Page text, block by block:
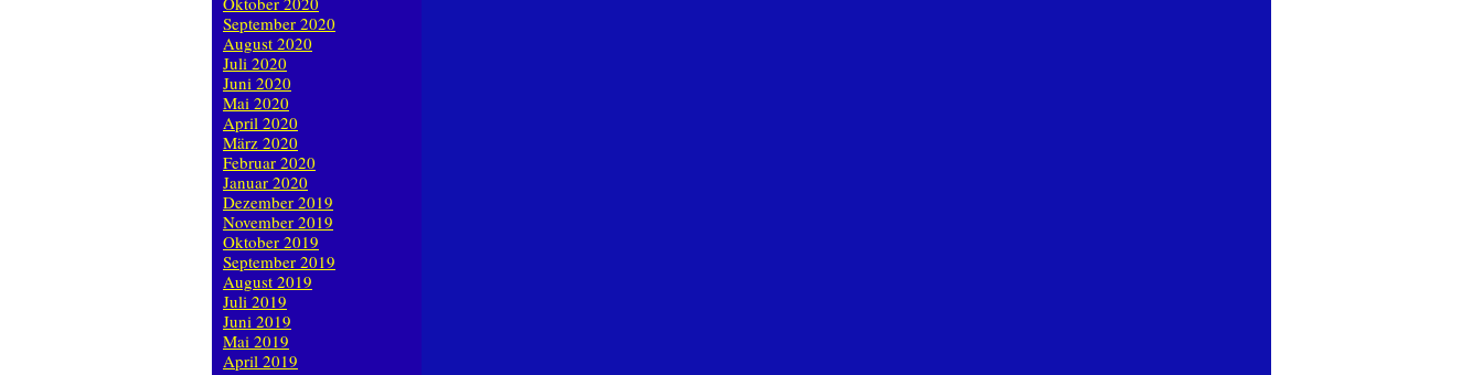
September 2020
August 2020
Juli 2020
Juni 2020
Mai 2020
April 2020
März 2020
Februar 2020
Januar 2020
Dezember 2019
November 2019
Oktober 2019
September 2019
August 2019
Juli 2019
Juni 2019
Mai 2019
April 2019